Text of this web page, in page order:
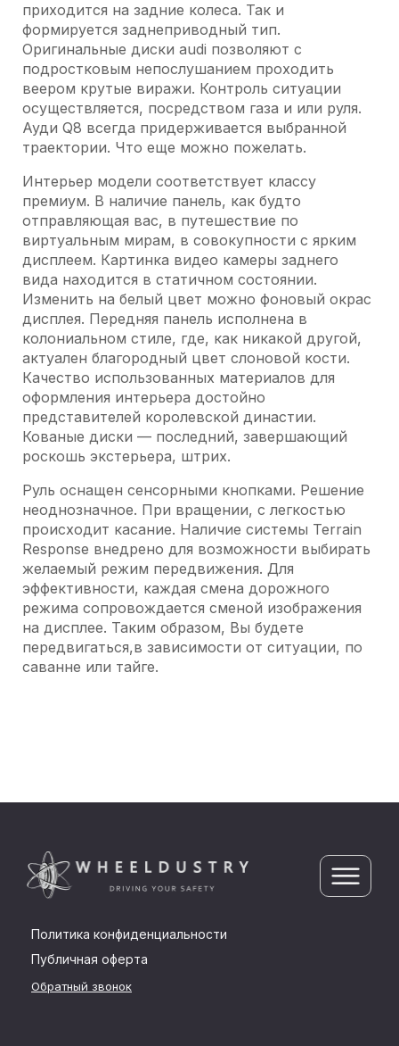
приходится на задние колеса. Так и
формируется заднеприводный тип.
Оригинальные диски audi позволяют с
подростковым непослушанием проходить
веером крутые виражи. Контроль ситуации
осуществляется, посредством газа и или руля.
Ауди Q8 всегда придерживается выбранной
траектории. Что еще можно пожелать.
Интерьер модели соответствует классу
премиум. В наличие панель, как будто
отправляющая вас, в путешествие по
виртуальным мирам, в совокупности с ярким
дисплеем. Картинка видео камеры заднего
вида находится в статичном состоянии.
Изменить на белый цвет можно фоновый окрас
дисплея. Передняя панель исполнена в
колониальном стиле, где, как никакой другой,
актуален благородный цвет слоновой кости.
Качество использованных материалов для
оформления интерьера достойно
представителей королевской династии.
Кованые диски — последний, завершающий
роскошь экстерьера, штрих.
Руль оснащен сенсорными кнопками. Решение
неоднозначное. При вращении, с легкостью
происходит касание. Наличие системы Terrain
Response внедрено для возможности выбирать
желаемый режим передвижения. Для
эффективности, каждая смена дорожного
режима сопровождается сменой изображения
на дисплее. Таким образом, Вы будете
передвигаться,в зависимости от ситуации, по
саванне или тайге.
Политика конфиденциальности
Публичная оферта
Обратный звонок